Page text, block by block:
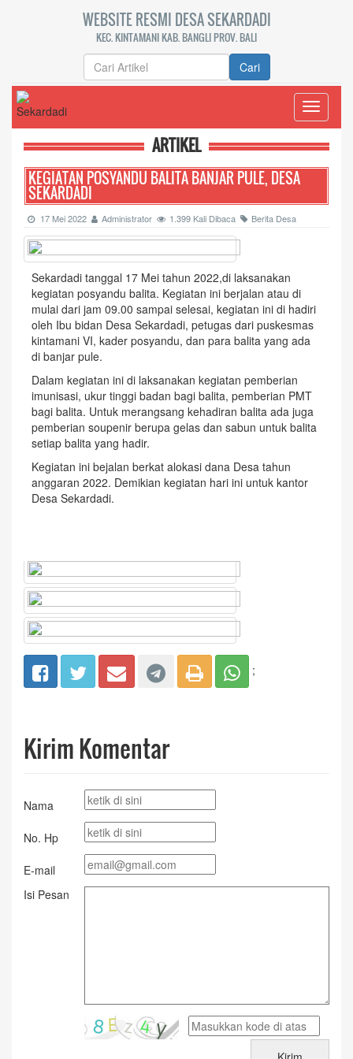
WEBSITE RESMI DESA SEKARDADI
KEC. KINTAMANI KAB. BANGLI PROV. BALI
Cari
Toggle
ARTIKEL
KEGIATAN POSYANDU BALITA BANJAR PULE, DESA
SEKARDADI
17 Mei 2022 Administrator 1.399 Kali Dibaca Berita Desa
Sekardadi tanggal 17 Mei tahun 2022,di laksanakan
kegiatan posyandu balita. Kegiatan ini berjalan atau di
mulai dari jam 09.00 sampai selesai, kegiatan ini di hadiri
oleh Ibu bidan Desa Sekardadi, petugas dari puskesmas
kintamani VI, kader posyandu, dan para balita yang ada
di banjar pule.
Dalam kegiatan ini di laksanakan kegiatan pemberian
imunisasi, ukur tinggi badan bagi balita, pemberian PMT
bagi balita. Untuk merangsang kehadiran balita ada juga
pemberian soupenir berupa gelas dan sabun untuk balita
setiap balita yang hadir.
Kegiatan ini bejalan berkat alokasi dana Desa tahun
anggaran 2022. Demikian kegiatan hari ini untuk kantor
Desa Sekardadi.
;
Kirim Komentar
Nama
No. Hp
E-mail
Isi Pesan